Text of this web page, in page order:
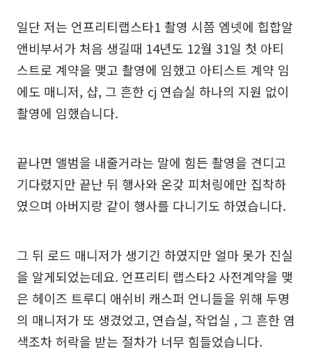
일단 저는 언프리티랩스타1 촬영 시쯤 엠넷에 힙합알
앤비부서가 처음 생길때 14년도 12월 31일 첫 아티
스트로 계약을 맺고 촬영에 임했고 아티스트 계약 임
에도 매니저, 샵, 그 흔한 cj 연습실 하나의 지원 없이
촬영에 임했습니다.
끝나면 앨범을 내줄거라는 말에 힘든 촬영을 견디고
기다렸지만 끝난 뒤 행사와 온갖 피처링에만 집착하
였으며 아버지랑 같이 행사를 다니기도 하였습니다.
그 뒤 로드 매니저가 생기긴 하였지만 얼마 못가 진실
을 알게되었는데요. 언프리티 랩스타2 사전계약을 맺
은 헤이즈 트루디 애쉬비 캐스퍼 언니들을 위해 두명
의 매니저가 또 생겼었고, 연습실, 작업실 , 그 흔한 염
색조차 허락을 받는 절차가 너무 힘들었습니다.